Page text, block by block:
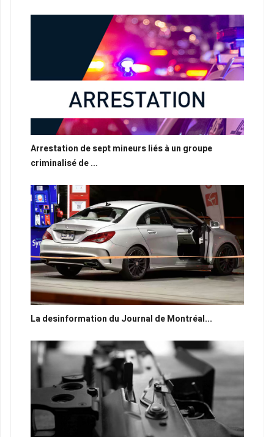
Arrestation de sept mineurs liés à un groupe
criminalisé de ...
La desinformation du Journal de Montréal...